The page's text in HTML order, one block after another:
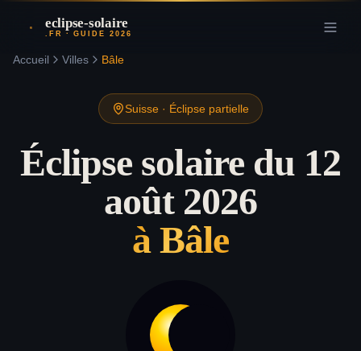
eclipse-solaire
.FR · GUIDE 2026
Accueil Villes Bâle
Suisse · Éclipse partielle
Éclipse solaire du 12
août 2026
àBâle